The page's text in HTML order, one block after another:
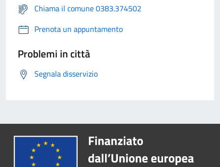
Chiama il comune 0383.374502
Prenota un appuntamento
Problemi in città
Segnala disservizio